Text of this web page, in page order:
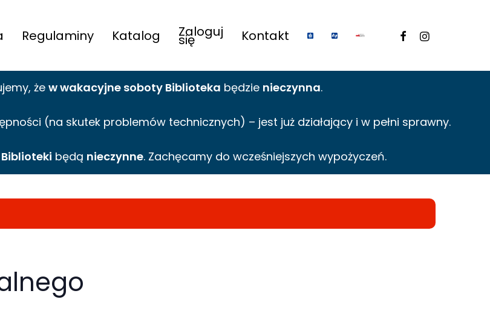
Regulaminy Katalog Zaloguj
się Kontakt facebookinstagram
że w wakacyjne soboty Biblioteka będzie nieczynna.
(na skutek problemów technicznych) – jest już działający i w pełni sprawny.
będą nieczynne. Zachęcamy do wcześniejszych wypożyczeń.